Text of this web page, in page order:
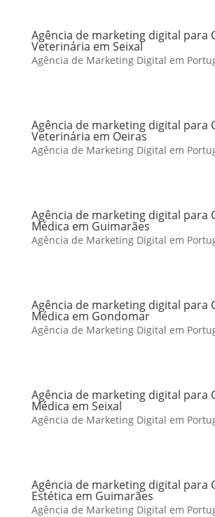
Agência de marketing digital para
Veterinária em Seixal
Agência de Marketing Digital em
Agência de marketing digital para
Veterinária em Oeiras
Agência de Marketing Digital em
Agência de marketing digital para
Médica em Guimarães
Agência de Marketing Digital em
Agência de marketing digital para
Médica em Gondomar
Agência de Marketing Digital em
Agência de marketing digital para
Médica em Seixal
Agência de Marketing Digital em
Agência de marketing digital para
Estética em Guimarães
Agência de Marketing Digital em